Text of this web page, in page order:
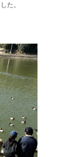
た。